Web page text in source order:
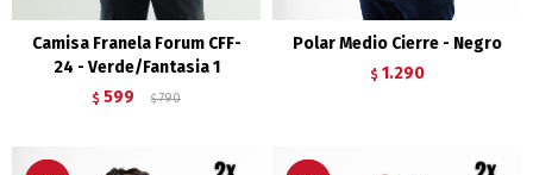
Camisa Franela Forum CFF-
24 - Verde/Fantasia 1
$ 599 $ 790
Polar Medio Cierre - Negro
$ 1.290